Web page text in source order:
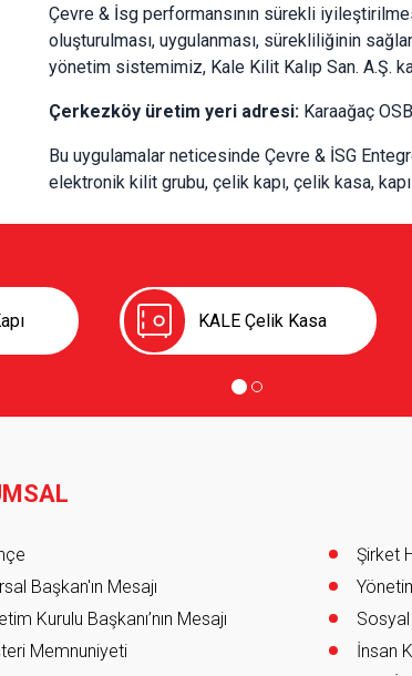
Çevre & İsg performansının sürekli
oluşturulması, uygulanması, sürekliliğinin
yönetim sistemimiz, Kale Kilit Kalıp San. A.Ş.
Çerkezköy üretim yeri adresi: Karaağaç
Bu uygulamalar neticesinde Çevre & İSG
elektronik kilit grubu, çelik kapı, çelik kasa,
KALE Çelik Kasa
Başkan'ın Mesajı
Kurulu Başkanı’nın Mesajı
Memnuniyeti
Şirket
İnsan